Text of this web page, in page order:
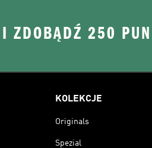
ZDOBĄDŹ 250
KOLEKCJE
Originals
Spezial